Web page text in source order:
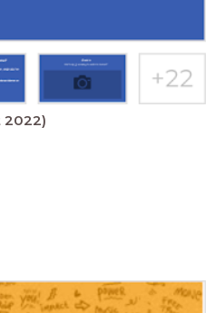
2022)